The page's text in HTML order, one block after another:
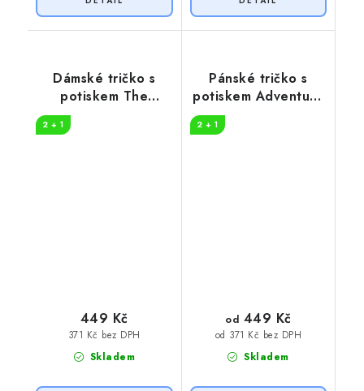
Dámské tričko s
potiskem The
2 + 1
Skladem
371 Kč bez DPH
449 Kč
Pánské tričko s
potiskem Adventure
2 + 1
Skladem
od 371 Kč bez DPH
od 449 Kč